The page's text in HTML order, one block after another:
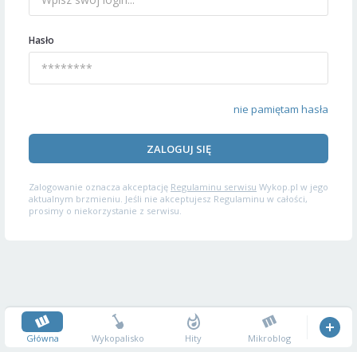
Hasło
nie pamiętam hasła
ZALOGUJ SIĘ
Zalogowanie oznacza akceptację Regulaminu serwisu Wykop.pl w jego
aktualnym brzmieniu. Jeśli nie akceptujesz Regulaminu w całości,
prosimy o niekorzystanie z serwisu.
Główna Wykopalisko Hity Mikroblog